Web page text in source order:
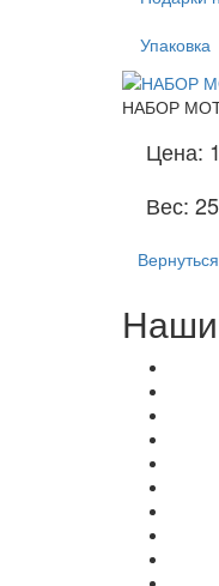
Упаковка
НАБОР
Цена:
Вес: